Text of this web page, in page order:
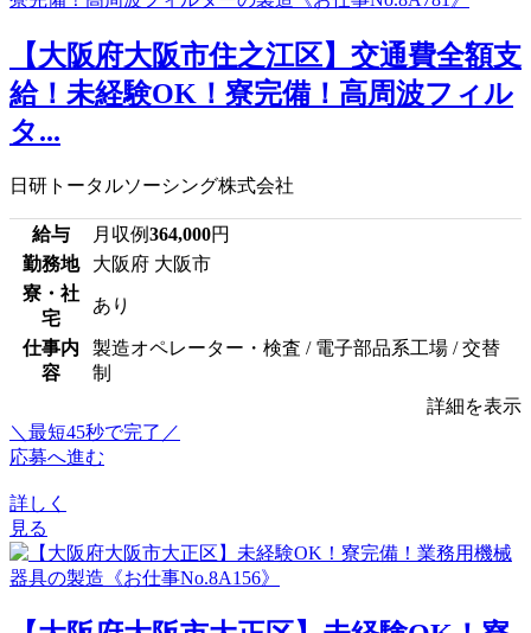
【大阪府大阪市住之江区】交通費全額支
給！未経験OK！寮完備！高周波フィル
タ...
日研トータルソーシング株式会社
給与 月収例364,000円
勤務地
大阪府 大阪市
寮・社
宅
あり
仕事内
容
製造オペレーター・検査 / 電子部品系工場 / 交替
制
詳細を表示
＼最短45秒で完了／
応募へ進む
詳しく
見る